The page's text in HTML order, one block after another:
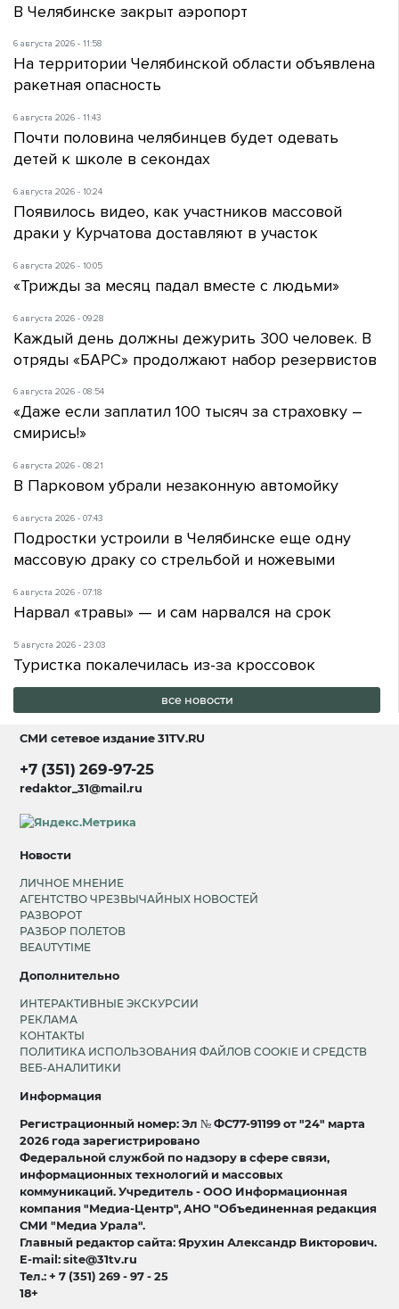
В Челябинске закрыт аэропорт
6 августа 2026 - 11:58
На территории Челябинской области объявлена
ракетная опасность
6 августа 2026 - 11:43
Почти половина челябинцев будет одевать
детей к школе в секондах
6 августа 2026 - 10:24
Появилось видео, как участников массовой
драки у Курчатова доставляют в участок
6 августа 2026 - 10:05
«Трижды за месяц падал вместе с людьми»
6 августа 2026 - 09:28
Каждый день должны дежурить 300 человек. В
отряды «БАРС» продолжают набор резервистов
6 августа 2026 - 08:54
«Даже если заплатил 100 тысяч за страховку –
смирись!»
6 августа 2026 - 08:21
В Парковом убрали незаконную автомойку
6 августа 2026 - 07:43
Подростки устроили в Челябинске еще одну
массовую драку со стрельбой и ножевыми
6 августа 2026 - 07:18
Нарвал «травы» — и сам нарвался на срок
5 августа 2026 - 23:03
Туристка покалечилась из-за кроссовок
все новости
СМИ сетевое издание31TV.RU
+7 (351) 269-97-25
redaktor_31@mail.ru
Новости
ЛИЧНОЕ МНЕНИЕ
АГЕНТСТВО ЧРЕЗВЫЧАЙНЫХ НОВОСТЕЙ
РАЗВОРОТ
РАЗБОР ПОЛЕТОВ
BEAUTYTIME
Дополнительно
ИНТЕРАКТИВНЫЕ ЭКСКУРСИИ
РЕКЛАМА
КОНТАКТЫ
ПОЛИТИКА ИСПОЛЬЗОВАНИЯ ФАЙЛОВ COOKIE И СРЕДСТВ
ВЕБ-АНАЛИТИКИ
Информация
Регистрационный номер: Эл № ФС77-91199 от "24" марта
2026 года зарегистрировано
Федеральной службой по надзору в сфере связи,
информационных технологий и массовых
коммуникаций. Учредитель - ООО Информационная
компания "Медиа-Центр", АНО "Объединенная редакция
СМИ "Медиа Урала".
Главный редактор сайта: Ярухин Александр Викторович.
E-mail: site@31tv.ru
Тел.: + 7 (351) 269 - 97 - 25
18+